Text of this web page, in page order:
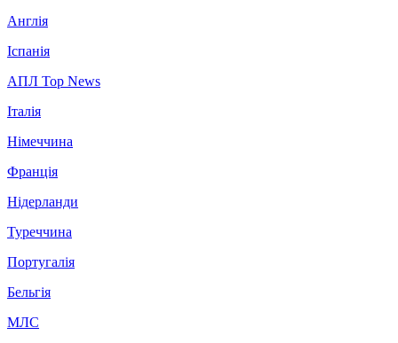
Англія
Іспанія
АПЛ Top News
Італія
Німеччина
Франція
Нідерланди
Туреччина
Португалія
Бельгія
МЛС